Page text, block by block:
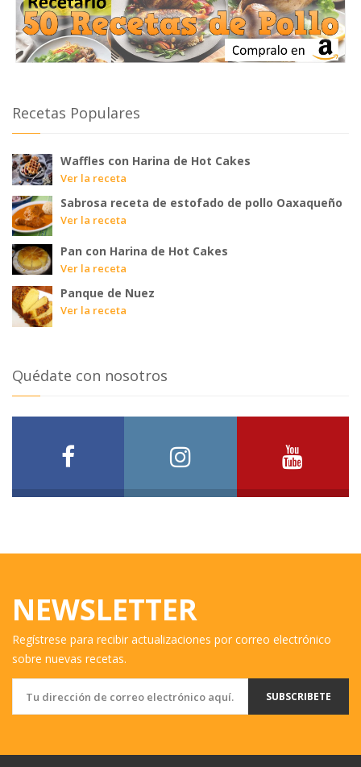
Recetas Populares
Waffles con Harina de Hot Cakes
Ver la receta
Sabrosa receta de estofado de pollo Oaxaqueño
Ver la receta
Pan con Harina de Hot Cakes
Ver la receta
Panque de Nuez
Ver la receta
Quédate con nosotros
NEWSLETTER
Regístrese para recibir actualizaciones por correo electrónico
sobre nuevas recetas.
SUBSCRIBETE